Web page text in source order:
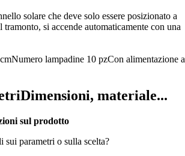
solare che deve solo essere posizionato a
si accende automaticamente con una
Numero lampadine 10 pzCon alimentazione a
Dimensioni, materiale...
sul prodotto
parametri o sulla scelta?